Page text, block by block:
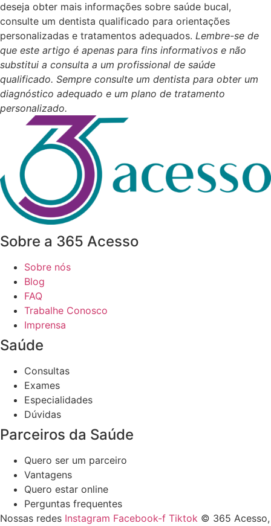
deseja obter mais informações sobre saúde bucal,
consulte um dentista qualificado para orientações
personalizadas e tratamentos adequados. Lembre-se de
que este artigo é apenas para fins informativos e não
substitui a consulta a um profissional de saúde
qualificado. Sempre consulte um dentista para obter um
diagnóstico adequado e um plano de tratamento
personalizado.
Sobre a 365 Acesso
Sobre nós
Blog
FAQ
Trabalhe Conosco
Imprensa
Saúde
Consultas
Exames
Especialidades
Dúvidas
Parceiros da Saúde
Quero ser um parceiro
Vantagens
Quero estar online
Perguntas frequentes
Nossas redes Instagram Facebook-f Tiktok © 365 Acesso,